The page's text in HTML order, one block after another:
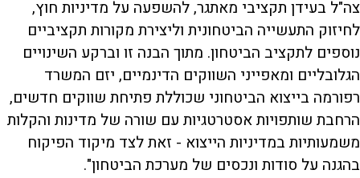
צה"ל בעידן תקציבי מאתגר, להשפעה על מדיניות חוץ,
לחיזוק התעשייה הביטחונית וליצירת מקורות תקציביים
נוספים לתקציב הביטחון. מתוך הבנה זו וברקע השינויים
הגלובליים ומאפייני השווקים הדינמיים, יזם המשרד
רפורמה בייצוא הביטחוני שכוללת פתיחת שווקים חדשים,
הרחבת שותפויות אסטרטגיות עם שורה של מדינות והקלות
משמעותיות במדיניות הייצוא - זאת לצד מיקוד הפיקוח
בהגנה על סודות ונכסים של מערכת הביטחון".